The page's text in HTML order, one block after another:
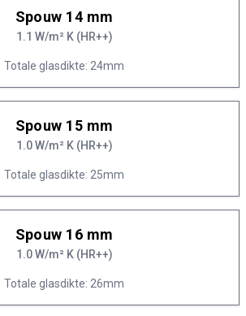
Spouw 14 mm
1.1 W/m² K (HR++)
Totale glasdikte: 24mm
Spouw 15 mm
1.0 W/m² K (HR++)
Totale glasdikte: 25mm
Spouw 16 mm
1.0 W/m² K (HR++)
Totale glasdikte: 26mm